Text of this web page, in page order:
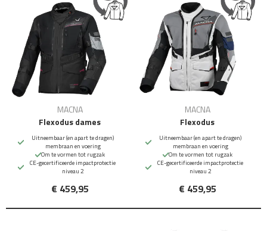
MACNA
Flexodus dames
Uitneembaar (en apart te dragen)
membraan en voering
Om te vormen tot rugzak
CE-gecertificeerde impactprotectie
niveau 2
€ 459,95
MACNA
Flexodus
Uitneembaar (en apart te dragen)
membraan en voering
Om te vormen tot rugzak
CE-gecertificeerde impactprotectie
niveau 2
€ 459,95